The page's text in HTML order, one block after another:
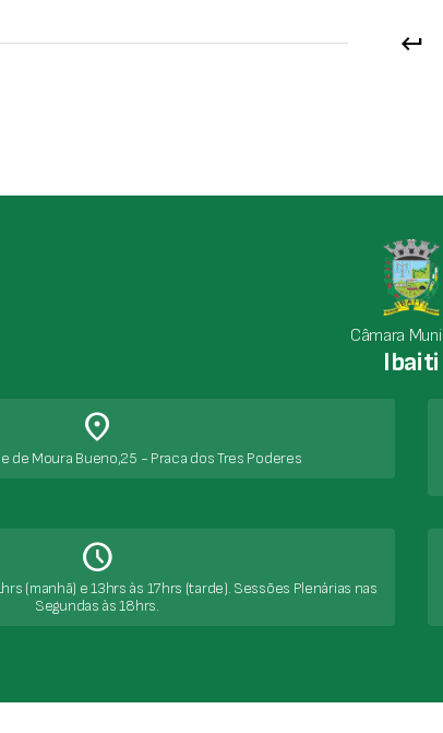
keyboard_return
Câmara
Ibaiti
place
de Moura Bueno,25 - Praca dos Tres Poderes
Schedule
(manhã) e 13hrs às 17hrs (tarde). Sessões Plenárias nas
Segundas às 18hrs.